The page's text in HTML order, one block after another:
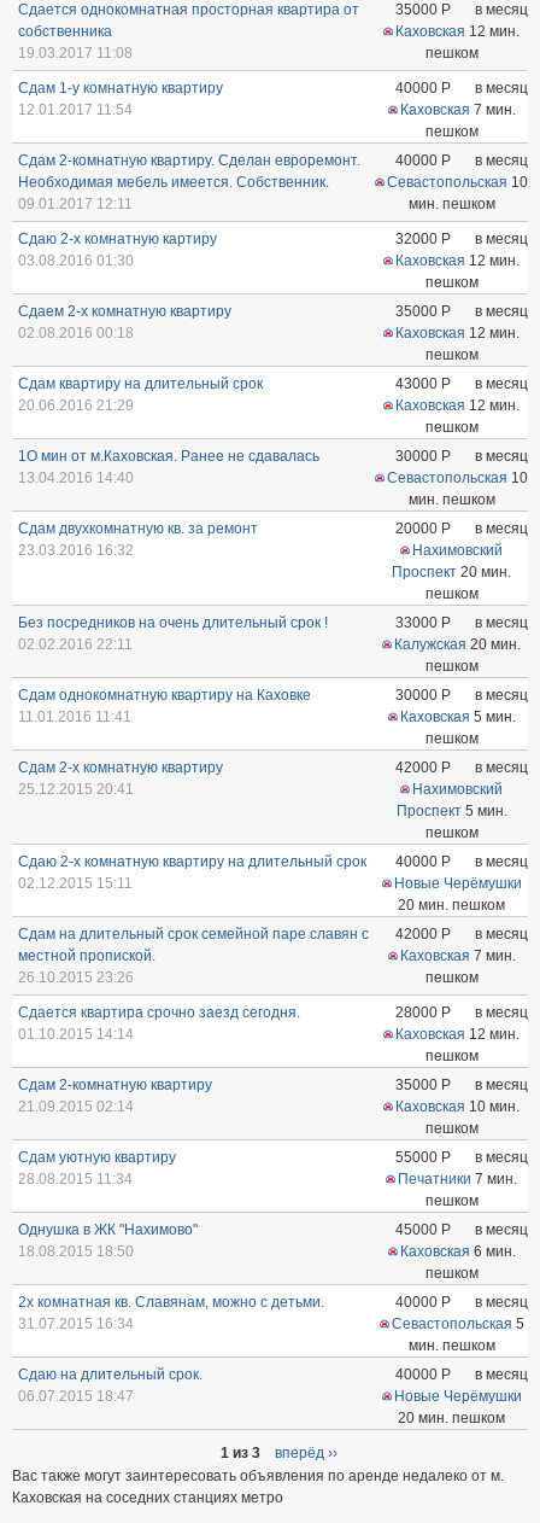
Сдается однокомнатная просторная квартира от
собственника
19.03.2017 11:08
35000 Р
в месяц
Каховская 12 мин.
пешком
Сдам 1-у комнатную квартиру
12.01.2017 11:54
40000 Р
в месяц
Каховская 7 мин.
пешком
Сдам 2-комнатную квартиру. Сделан евроремонт.
Необходимая мебель имеется. Собственник.
09.01.2017 12:11
40000 Р
в месяц
Севастопольская 10
мин. пешком
Сдаю 2-х комнатную картиру
03.08.2016 01:30
32000 Р
в месяц
Каховская 12 мин.
пешком
Сдаем 2-х комнатную квартиру
02.08.2016 00:18
35000 Р
в месяц
Каховская 12 мин.
пешком
Сдам квартиру на длительный срок
20.06.2016 21:29
43000 Р
в месяц
Каховская 12 мин.
пешком
1О мин от м.Каховская. Ранее не сдавалась
13.04.2016 14:40
30000 Р
в месяц
Севастопольская 10
мин. пешком
Сдам двухкомнатную кв. за ремонт
23.03.2016 16:32
20000 Р
в месяц
Нахимовский
Проспект 20 мин.
пешком
Без посредников на очень длительный срок !
02.02.2016 22:11
33000 Р
в месяц
Калужская 20 мин.
пешком
Сдам однокомнатную квартиру на Каховке
11.01.2016 11:41
30000 Р
в месяц
Каховская 5 мин.
пешком
Сдам 2-х комнатную квартиру
25.12.2015 20:41
42000 Р
в месяц
Нахимовский
Проспект5 мин.
пешком
Сдаю 2-х комнатную квартиру на длительный срок
02.12.2015 15:11
40000 Р
в месяц
Новые Черёмушки
20 мин. пешком
Сдам на длительный срок семейной паре славян с
местной пропиской.
26.10.2015 23:26
42000 Р
в месяц
Каховская 7 мин.
пешком
Сдается квартира срочно заезд сегодня.
01.10.2015 14:14
28000 Р
в месяц
Каховская 12 мин.
пешком
Сдам 2-комнатную квартиру
21.09.2015 02:14
35000 Р
в месяц
Каховская 10 мин.
пешком
Сдам уютную квартиру
28.08.2015 11:34
55000 Р
в месяц
Печатники 7 мин.
пешком
Однушка в ЖК "Нахимово"
18.08.2015 18:50
45000 Р
в месяц
Каховская 6 мин.
пешком
2х комнатная кв. Славянам, можно с детьми.
31.07.2015 16:34
40000 Р
в месяц
Севастопольская 5
мин. пешком
Сдаю на длительный срок.
06.07.2015 18:47
40000 Р
в месяц
Новые Черёмушки
20 мин. пешком
1 из 3
вперёд ››
Вас также могут заинтересовать объявления по аренде недалеко от м.
Каховская на соседних станциях метро